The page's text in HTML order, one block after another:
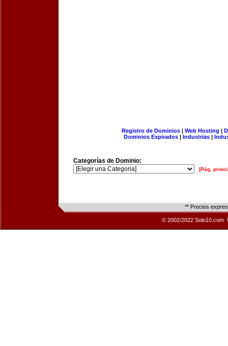
Registro de Dominios| Web Hosting |
Dominios Expirados | Industrias |
Categorías de Dominio:
[Pág.
** Precios
© 2002/2022 Solo10.com